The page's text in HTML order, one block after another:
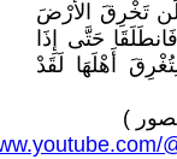
تَخْرِقَ الأَرْضَ
) ( فَانطَلَقَا حَتَّى إِذَا
أَهْلَهَا لَقَدْ
)